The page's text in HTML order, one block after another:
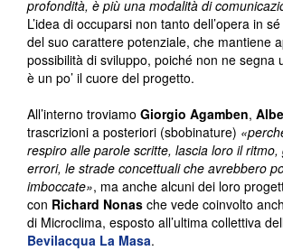
profondità, è più una modalità di
L’idea di occuparsi non tanto dell’opera in
del suo carattere potenziale, che mantiene
possibilità di sviluppo, poiché non ne segna
è un po’ il cuore del progetto.
All’interno troviamo Giorgio Agamben,
trascrizioni a posteriori (sbobinature)
respiro alle parole scritte, lascia loro il ritmo,
errori, le strade concettuali che avrebbero
imboccate», ma anche alcuni dei loro
con Richard Nonas che vede coinvolto
di Microclima, esposto all’ultima collettiva
Bevilacqua La Masa.